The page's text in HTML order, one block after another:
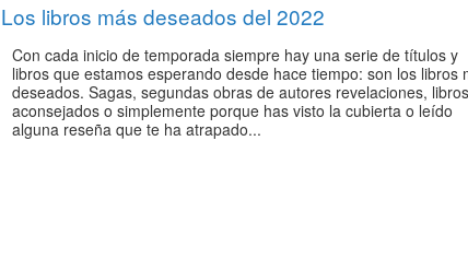
Los libros más deseados del 2022
Con cada inicio de temporada siempre hay una serie de títulos y
libros que estamos esperando desde hace tiempo: son los libros
deseados. Sagas, segundas obras de autores revelaciones, libros
aconsejados o simplemente porque has visto la cubierta o leído
alguna reseña que te ha atrapado...